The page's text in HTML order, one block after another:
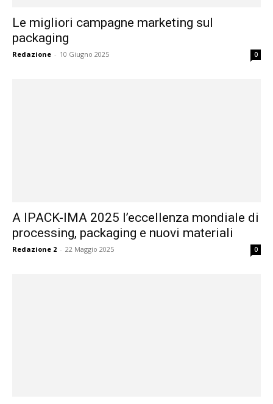
Le migliori campagne marketing sul
packaging
Redazione - 10 Giugno 2025 0
A IPACK-IMA 2025 l’eccellenza mondiale di
processing, packaging e nuovi materiali
Redazione 2 - 22 Maggio 2025 0